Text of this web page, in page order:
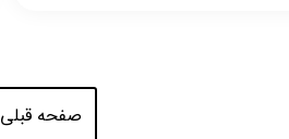
صفحه قبلی